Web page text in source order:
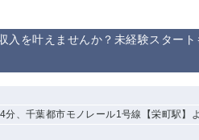
を叶えませんか？未経験スタート
、千葉都市モノレール1号線【栄町駅】